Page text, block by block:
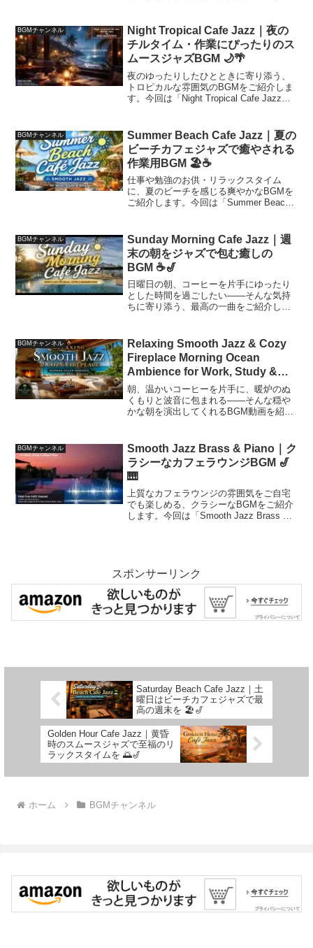
けします。週末への扉を開くこの夜
を、...
BGMチャンネル
Night Tropical Cafe Jazz｜夜の
チルタイム・作業にぴったりのス
ムースジャズBGM 🌙🌴
夜のゆったりしたひとときに寄り添う、
トロピカルな雰囲気のBGMをご紹介しま
す。今回は「Night Tropical Cafe Jazz」
動画はこちら（再生ボタンをタッ...
BGMチャンネル
Summer Beach Cafe Jazz｜夏の
ビーチカフェジャズで癒やされる
作業用BGM 🏖️☕
仕事や勉強のお供・リラックスタイム
に、夏のビーチを感じる爽やかなBGMを
ご紹介します。今回は「Summer Beach
をお届けします。🎧 動画はこちら（再
生...
BGMチャンネル
Sunday Morning Cafe Jazz｜週
末の朝をジャズで包む癒しの
BGM ☕🎷
日曜日の朝、コーヒーを片手にゆったり
とした時間を過ごしたい——そんな気持
ちに寄り添う、最高の一曲をご紹介しま
なスムースジャズをお届けします。ゆっ
たり...
BGMチャンネル
Relaxing Smooth Jazz & Cozy
Fireplace Morning Ocean
Ambience for Work, Study &
Relax☕暖炉のぬくもりで迎える
穏やかな朝のリラックスジャズ
BGM【1時間36分】
朝、温かいコーヒーを片手に、暖炉のぬ
くもりと波音に包まれる――そんな穏や
かな朝を演出してくれるBGM動画を紹介
BGMチャンネル
Smooth Jazz Brass & Piano｜ク
ラシーなカフェラウンジBGM 🎷
🎹
上質なカフェラウンジの雰囲気をご自宅
でも楽しめる、クラシーなBGMをご紹介
します。今回は「Smooth Jazz Brass &
スポンサーリンク
Saturday Beach Cafe Jazz｜土
曜日はビーチカフェジャズで最
高の週末を 🏖️🎷
Golden Hour Cafe Jazz｜黄昏
時のスムースジャズで至福のリ
ラックスタイムを 🌅🎷
ホーム BGMチャンネル